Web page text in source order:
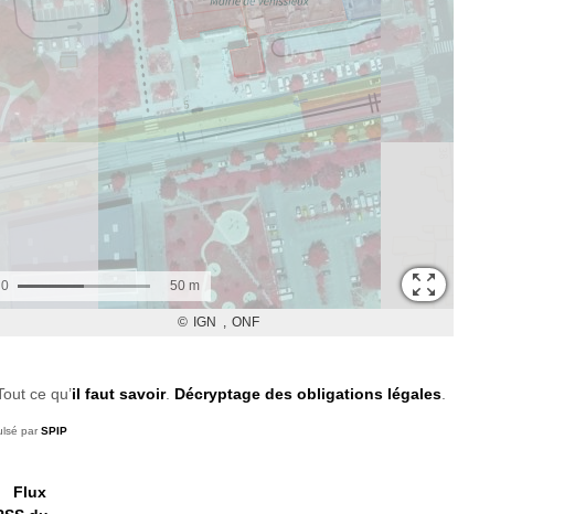
ce qu’il faut savoir. Décryptage des obligations légales
par SPIP